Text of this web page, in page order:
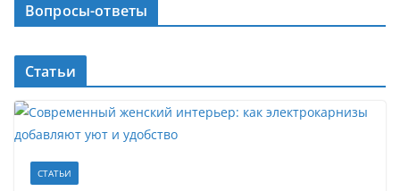
Вопросы-ответы
Статьи
СТАТЬИ